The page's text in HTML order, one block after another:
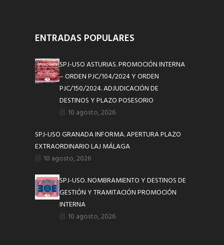
ENTRADAS POPULARES
SPJ-USO ASTURIAS. PROMOCIÓN INTERNA
– ORDEN PJC/104/2024 Y ORDEN
PJC/150/2024. ADJUDICACIÓN DE
DESTINOS Y PLAZO POSESORIO
10 agosto, 2026
SPJ-USO GRANADA INFORMA. APERTURA PLAZO
EXTRAORDINARIO LAJ MÁLAGA
10 agosto, 2026
SPJ-USO. NOMBRAMIENTO Y DESTINOS DE
GESTIÓN Y TRAMITACIÓN PROMOCIÓN
INTERNA
10 agosto, 2026